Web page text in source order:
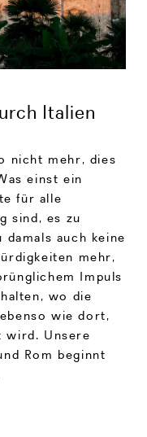
Italien
nicht mehr, dies
einst ein
für alle
sind, es zu
auch keine
mehr,
Impuls
wo die
wie dort,
wird. Unsere
Rom beginnt